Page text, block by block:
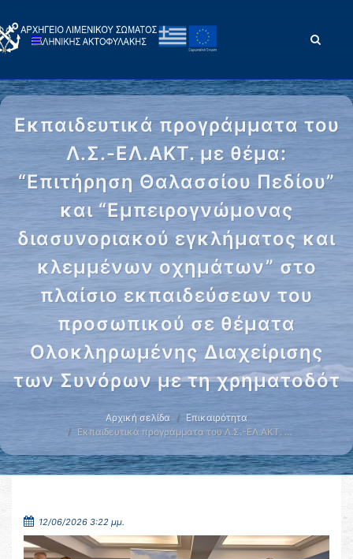
Εκπαιδευτικά προγράμματα του
Λ.Σ.-ΕΛ.ΑΚΤ. με θέμα:
“Επιτήρηση Θαλασσίου Πεδίου”
και “Εμπειρογνώμονας
διασυνοριακού εγκλήματος και
κλεμμένων οχημάτων” στo
πλαίσιο εκπαιδεύσεων του
προσωπικού σε θέματα
Ολοκληρωμένης Διαχείρισης
των Συνόρων με τη χρηματοδότ
Αρχική σελίδα
Επικαιρότητα
Εκπαιδευτικά προγράμματα του Λ.Σ.-ΕΛ.ΑΚΤ. …
12/06/2026 3:22 μμ.